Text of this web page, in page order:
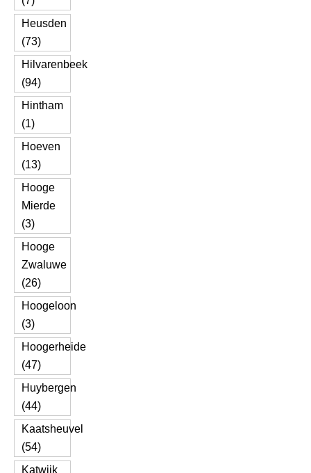
Heusden
(73)
Hilvarenbeek
(94)
Hintham
(1)
Hoeven
(13)
Hooge
Mierde
(3)
Hooge
Zwaluwe
(26)
Hoogeloon
(3)
Hoogerheide
(47)
Huybergen
(44)
Kaatsheuvel
(54)
Katwijk